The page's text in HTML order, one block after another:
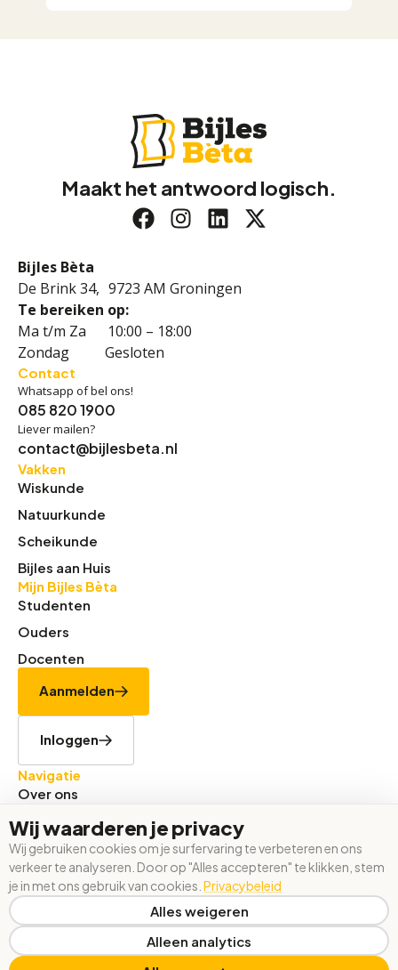
Maakt het antwoord logisch.
Bijles Bèta
De Brink 34, 9723 AM Groningen
Te bereiken op:
Ma t/m Za 10:00 – 18:00
Zondag Gesloten
Contact
Whatsapp of bel ons!
085 820 1900
Liever mailen?
contact@bijlesbeta.nl
Vakken
Wiskunde
Natuurkunde
Scheikunde
Bijles aan Huis
Mijn Bijles Bèta
Studenten
Ouders
Docenten
Aanmelden
Inloggen
Navigatie
Over ons
Tarieven
Werken bij
Contact
Algemene voorwaarden
Privacy statement
Wij waarderen je privacy
Wij gebruiken cookies om je surfervaring te verbeteren en ons
verkeer te analyseren. Door op "Alles accepteren" te klikken, stem
je in met ons gebruik van cookies. Privacybeleid
Alles weigeren
Alleen analytics